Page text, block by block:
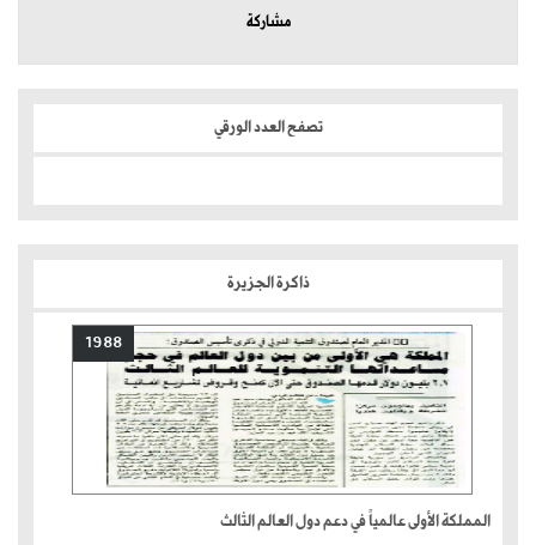
مشاركة
تصفح العدد الورقي
ذاكرة الجزيرة
1988
المملكة الأولى عالمياً في دعم دول العالم الثالث